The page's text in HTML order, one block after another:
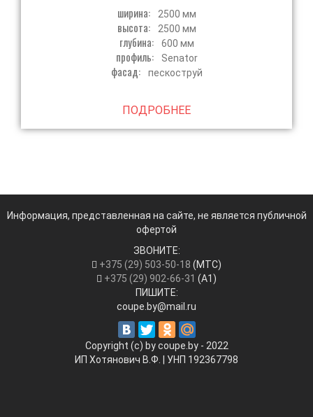
ширина: 2500 мм
высота: 2500 мм
глубина: 600 мм
профиль: Senator
фасад: пескоструй
ПОДРОБНЕЕ
Информация, представленная на сайте, не является публичной
офертой
ЗВОНИТЕ:
+375 (29) 503-50-18 (МТС)
+375 (29) 902-66-31 (А1)
ПИШИТЕ:
coupe.by@mail.ru
Copyright (c) by coupe.by - 2022
ИП Хотянович В.Ф. | УНП ‎192367798